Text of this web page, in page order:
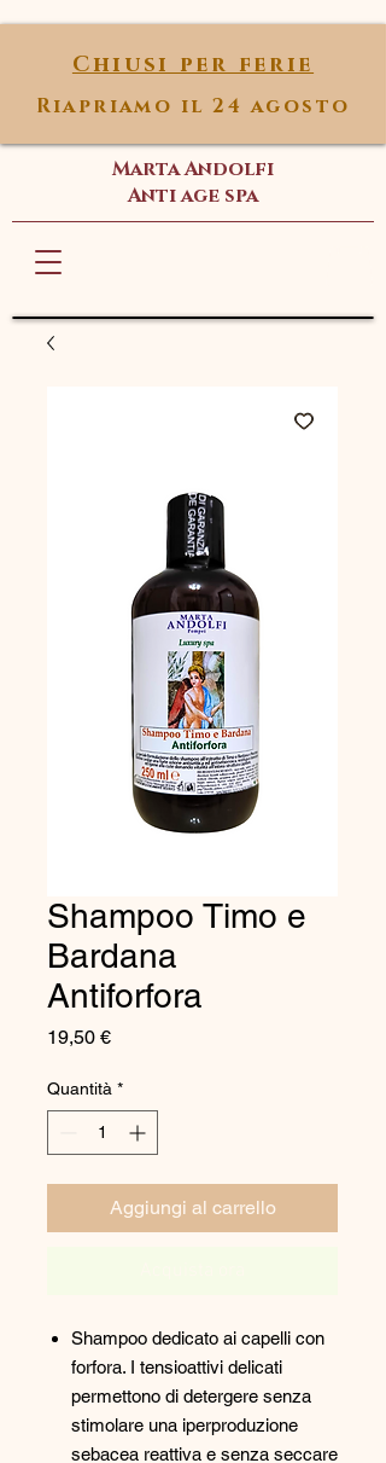
Marta Andolfi
Anti age spa
Chiusi per ferie
Riapriamo il 24 agosto
Shampoo Timo e
Bardana
Antiforfora
19,50 €Prezzo
Quantità *
Aggiungi al carrello
Shampoo dedicato ai capelli con
forfora. I tensioattivi delicati
permettono di detergere senza
stimolare una iperproduzione
sebacea reattiva e senza seccare